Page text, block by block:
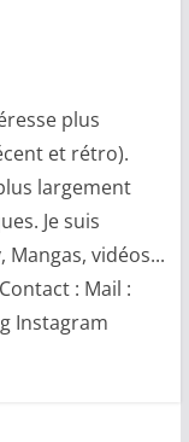
plus
et rétro).
largement
Je suis
Mangas, vidéos...
: Mail :
Instagram